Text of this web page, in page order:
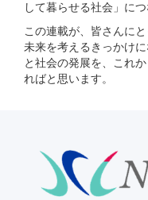
して暮らせる社会」に
この連載が、皆さんに
未来を考えるきっかけ
と社会の発展を、これ
ればと思います。